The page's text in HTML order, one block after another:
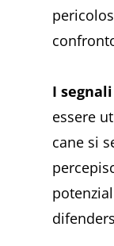
I
essere
cane si